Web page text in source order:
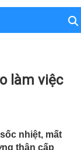
làm việc
nhiệt, mất
thận cấp